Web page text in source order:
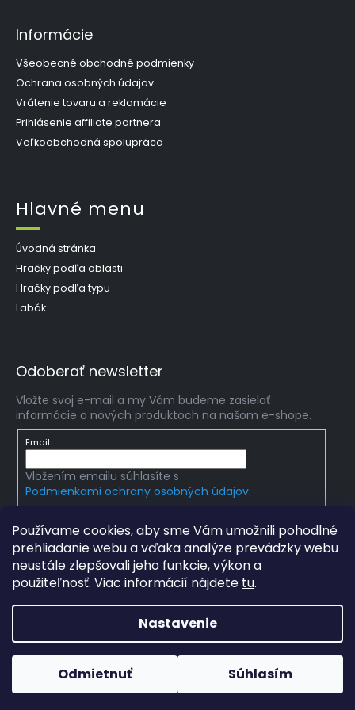
Používame cookies, aby sme Vám umožnili pohodlné
prehliadanie webu a vďaka analýze prevádzky webu
neustále zlepšovali jeho funkcie, výkon a
použiteľnosť. Viac informácií nájdete tu.
Nastavenie
Odmietnuť Súhlasím
Informácie
Všeobecné obchodné podmienky
Ochrana osobných údajov
Vrátenie tovaru a reklamácie
Prihlásenie affiliate partnera
Veľkoobchodná spolupráca
Hlavné menu
Úvodná stránka
Hračky podľa oblasti
Hračky podľa typu
Labák
Odoberať newsletter
Vložte svoj e-mail a my Vám budeme zasielať
informácie o nových produktoch na našom e-shope.
Email
Vložením emailu súhlasíte s
Podmienkami ochrany osobných údajov.
Vytvoril Shoptet
mlady-vedec.sk
. Všetky práva
vyhradené.Upraviť nastavenie cookies
Grafický návrh vytvořil a na Shoptet implementoval
Hladatechka s.r.o.